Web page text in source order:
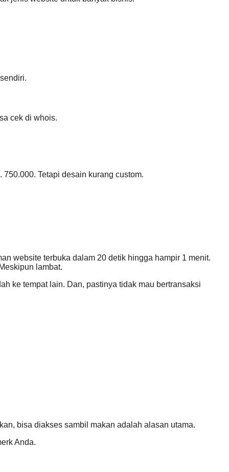
cek di whois.
Tetapi desain kurang custom.
website terbuka dalam 20 detik hingga hampir 1 menit.
lambat.
ke tempat lain. Dan, pastinya tidak mau bertransaksi
bisa diakses sambil makan adalah alasan utama.
Anda.